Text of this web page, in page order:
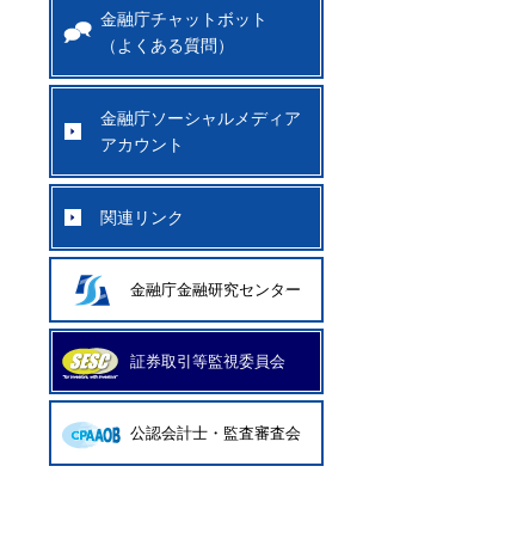
金融庁チャットボット
（よくある質問）
金融庁ソーシャルメディア
アカウント
関連リンク
金融庁金融研究センター
証券取引等監視委員会
公認会計士・監査審査会